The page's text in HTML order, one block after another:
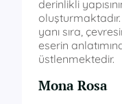
derinlikli
yanı sıra,
eserin
üstlenmektedir.
Mona Rosa